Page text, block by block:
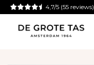
4,7/5 (55 reviews)